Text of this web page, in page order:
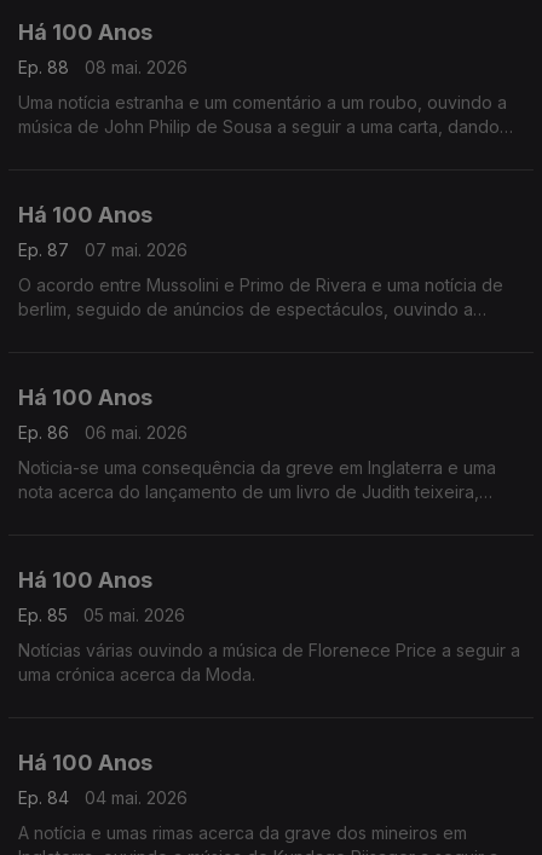
Há 100 Anos
Ep. 88
08 mai. 2026
Uma notícia estranha e um comentário a um roubo, ouvindo a
música de John Philip de Sousa a seguir a uma carta, dando
Há 100 Anos
Ep. 87
07 mai. 2026
O acordo entre Mussolini e Primo de Rivera e uma notícia de
berlim, seguido de anúncios de espectáculos, ouvindo a
Há 100 Anos
Ep. 86
06 mai. 2026
Noticia-se uma consequência da greve em Inglaterra e uma
nota acerca do lançamento de um livro de Judith teixeira,
Há 100 Anos
Ep. 85
05 mai. 2026
Notícias várias ouvindo a música de Florenece Price a seguir a
uma crónica acerca da Moda.
Há 100 Anos
Ep. 84
04 mai. 2026
A notícia e umas rimas acerca da grave dos mineiros em